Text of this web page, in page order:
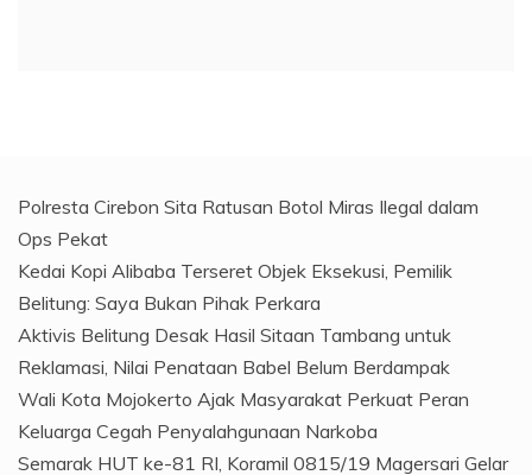
Polresta Cirebon Sita Ratusan Botol Miras Ilegal dalam
Ops Pekat
Kedai Kopi Alibaba Terseret Objek Eksekusi, Pemilik
Belitung: Saya Bukan Pihak Perkara
Aktivis Belitung Desak Hasil Sitaan Tambang untuk
Reklamasi, Nilai Penataan Babel Belum Berdampak
Wali Kota Mojokerto Ajak Masyarakat Perkuat Peran
Keluarga Cegah Penyalahgunaan Narkoba
Semarak HUT ke-81 RI, Koramil 0815/19 Magersari Gelar